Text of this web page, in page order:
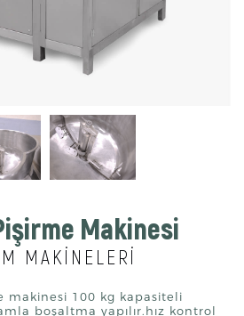
Makinesi
MAKİNELERİ
makinesi 100 kg kapasiteli
boşaltma yapılır.hız kontrol